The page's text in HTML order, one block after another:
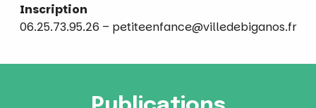
Inscription
06.25.73.95.26 – petiteenfance@villedebiganos.fr